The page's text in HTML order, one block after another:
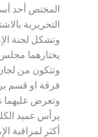
المختص أحد
التحريرية
وتشكل لجنة
يختارهما
وتتكون من
فرقة او قسم
وتعرض عليهما
يرأس عميد
أكثر لمراقبة